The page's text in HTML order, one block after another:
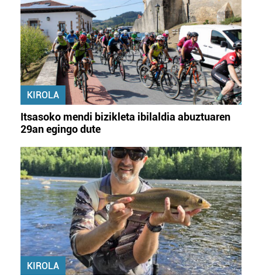
KIROLA
Itsasoko mendi bizikleta ibilaldia abuztuaren
29an egingo dute
KIROLA